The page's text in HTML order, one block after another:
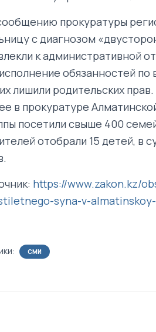
прокуратуры
с диагнозом
к административной
обязанностей
лишили родительских прав.
в прокуратуре
посетили свыше 400
отобрали 15 детей, в
https://www.zakon.kz/
syna-v-
СМИ